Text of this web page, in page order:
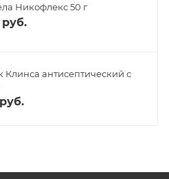
Никофлекс 50 г
руб.
Клинса антисептический с